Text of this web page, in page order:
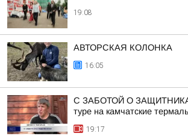
19:08
АВТОРСКАЯ КОЛОНКА
16:05
С ЗАБОТОЙ О ЗАЩИТНИКАХ.
туре на камчатские
19:17